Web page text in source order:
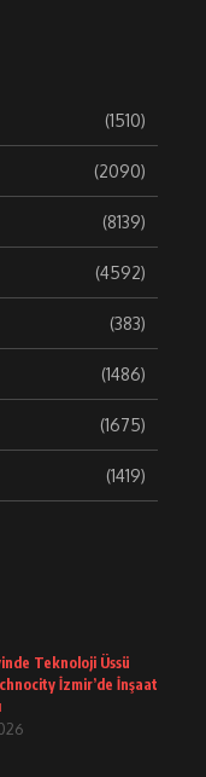
(1510)
(2090)
(8139)
(4592)
(383)
(1486)
(1675)
(1419)
Teknoloji Üssü
İzmir’de İnşaat